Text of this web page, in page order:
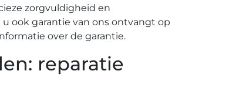
zorgvuldigheid en
ook garantie van ons ontvangt op
over de garantie.
reparatie